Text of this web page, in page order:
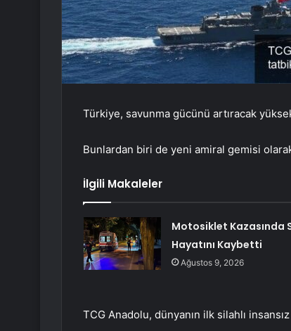
Türkiye, savunma gücünü artıracak
Bunlardan biri de yeni amiral gemisi
İlgili Makaleler
Motosiklet Kazasında
Hayatını Kaybetti
Ağustos 9, 2026
TCG Anadolu, dünyanın ilk silahlı